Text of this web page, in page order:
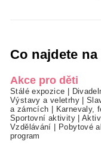
Co najdete
Akce pro děti
Stálé expozice |
Výstavy a veletrhy|
a zámcích | Karnevaly,
Sportovní aktivity|
Vzdělávání | Pobytové
program